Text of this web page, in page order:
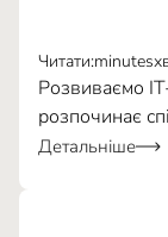
Читати:minutes
Розвиваємо
розпочинає
Детальніше